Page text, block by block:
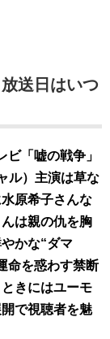
送日はいつ
ビ「嘘の戦争」
ル）主演は草な
原希子さんな
は親の仇を胸
かな“ダマ
命を惑わす禁断
きにはユーモ
で視聴者を魅